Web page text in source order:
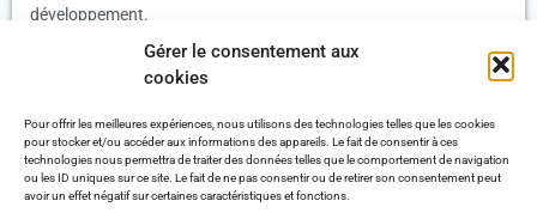
Gérer le consentement aux
cookies
Pour offrir les meilleures expériences, nous utilisons des technologies telles que les cookies
pour stocker et/ou accéder aux informations des appareils. Le fait de consentir à ces
technologies nous permettra de traiter des données telles que le comportement de navigation
ou les ID uniques sur ce site. Le fait de ne pas consentir ou de retirer son consentement peut
avoir un effet négatif sur certaines caractéristiques et fonctions.
développement.
misc@eilco.univ-littoral.fr